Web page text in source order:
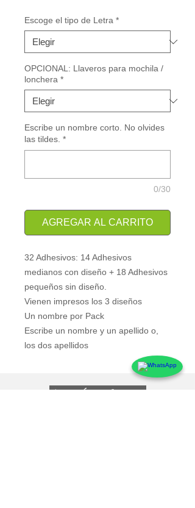
oferta
Escoge el tipo de Letra *
OPCIONAL: Llaveros para mochila /
lonchera *
Escribe un nombre corto. No olvides
las tildes. *
0/30
AGREGAR AL CARRITO
32 Adhesivos: 14 Adhesivos
medianos con diseño + 18 Adhesivos
pequeños sin diseño.
Vienen impresos los 3 diseños
Un nombre por Pack
Escribe un nombre y un apellido o,
los dos apellidos
Atención al Cliente